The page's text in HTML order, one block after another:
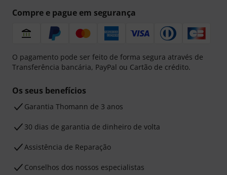
Compre e pague em segurança
O pagamento pode ser feito de forma segura através de
Transferência bancária, PayPal ou Cartão de crédito.
Os seus benefícios
Garantia Thomann de 3 anos
30 dias de garantia de dinheiro de volta
Assistência de Reparação
Conselhos dos nossos especialistas